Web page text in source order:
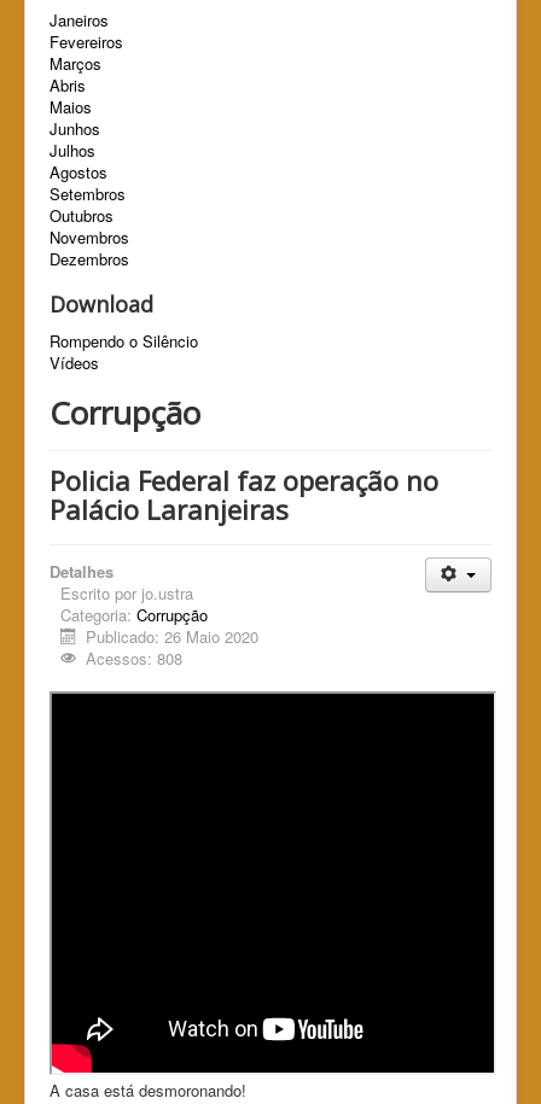
Janeiros
Fevereiros
Marços
Abris
Maios
Junhos
Julhos
Agostos
Setembros
Outubros
Novembros
Dezembros
Download
Rompendo o Silêncio
Vídeos
Corrupção
Policia Federal faz operação no
Palácio Laranjeiras
Detalhes
Escrito por jo.ustra
Categoria: Corrupção
Publicado: 26 Maio 2020
Acessos: 808
A casa está desmoronando!